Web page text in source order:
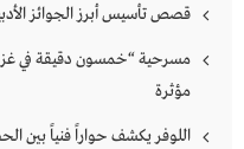
قصص تأسيس أبرز الجوائز
مسرحية “خمسون دقيقة في
مؤثرة
اللوفر يكشف حواراً فنياً بين